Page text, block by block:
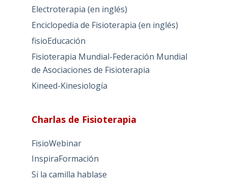
Electroterapia (en inglés)
Enciclopedia de Fisioterapia (en inglés)
fisioEducación
Fisioterapia Mundial-Federación Mundial
de Asociaciones de Fisioterapia
Kineed-Kinesiología
Charlas de Fisioterapia
FisioWebinar
InspiraFormación
Si la camilla hablase